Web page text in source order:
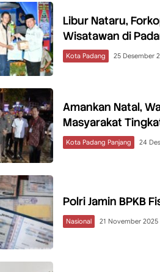
Libur Nataru,
Wisatawan di
Kota Padang 25 Desember
Amankan Natal,
Masyarakat
Kota Padang Panjang 24
Polri Jamin BPKB
Nasional 21 November 2025